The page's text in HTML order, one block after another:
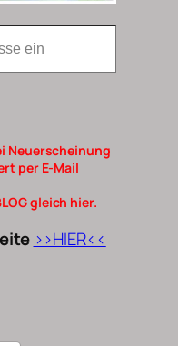
Neuerscheinung
per E-Mail
gleich hier.
>>HIER<<